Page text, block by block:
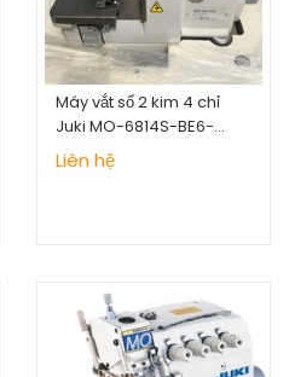
Máy vắt sổ 2 kim 4 chỉ
Juki MO-6814S-BE6-
24H/G44/Q143
Liên hệ